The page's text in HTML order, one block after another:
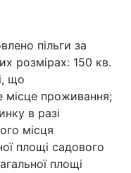
пільги за
розмірах: 150 кв.
що
місце проживання;
в разі
місця
площі садового
площі